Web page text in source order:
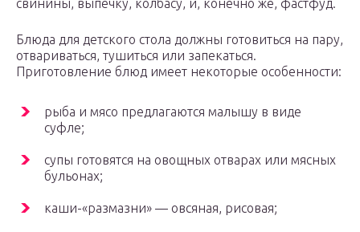
свинины, выпечку, колбасу, и, конечно же, фастфуд.
Блюда для детского стола должны готовиться на пару,
отвариваться, тушиться или запекаться.
Приготовление блюд имеет некоторые особенности:
рыба и мясо предлагаются малышу в виде
суфле;
супы готовятся на овощных отварах или мясных
бульонах;
каши-«размазни» — овсяная, рисовая;